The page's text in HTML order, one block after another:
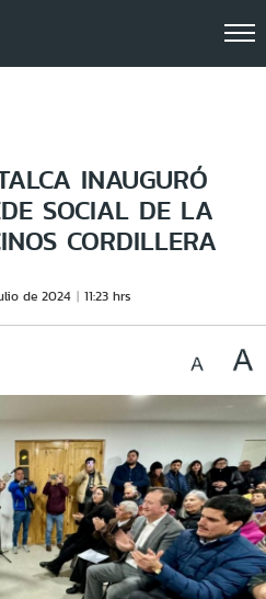
INAUGURÓ
SOCIAL DE LA
CORDILLERA
de 2024 11:23 hrs